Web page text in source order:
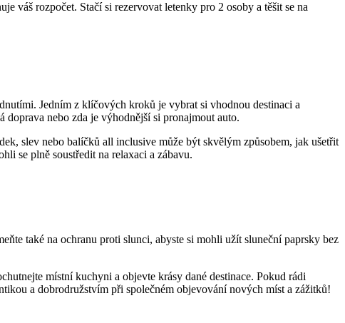
váš rozpočet. Stačí si rezervovat letenky⁢ pro 2 osoby a těšit se ⁣na
Jedním z klíčových kroků‍ je ‌vybrat si vhodnou destinaci a
doprava nebo zda je výhodnější si pronajmout auto.
slev nebo balíčků all inclusive ⁢může být skvělým způsobem, jak ušetřit
se plně soustředit na relaxaci a zábavu.
také na ochranu proti slunci, abyste si mohli užít sluneční paprsky bez⁢
místní kuchyni ‍a ⁢objevte ‌krásy​ dané destinace. Pokud rádi
a dobrodružstvím při společném objevování nových​ míst ⁣a zážitků!